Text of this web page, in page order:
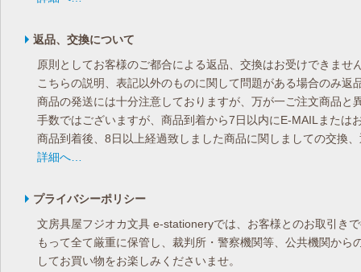
返品、交換について
原則としてお客様のご都合による返品、交換はお受けできませ
こちらの説明、表記以外のものに関して問題がある場合のみ返
商品の発送には十分注意しておりますが、万が一ご注文商品
手数ではございますが、商品到着から7日以内にE-MAILまた
商品到着後、8日以上経過致しました商品に関しましての交換
詳細へ…
プライバシーポリシー
文房具屋フジオカ文具 e-stationeryでは、お客様とのお取引き
もって全て厳重に保管し、裁判所・警察機関等、公共機関か
してお買い物をお楽しみくださいませ。